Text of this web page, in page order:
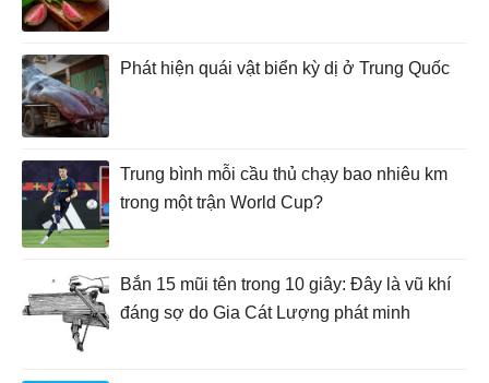
Phát hiện quái vật biển kỳ dị ở Trung Quốc
Trung bình mỗi cầu thủ chạy bao nhiêu km
trong một trận World Cup?
Bắn 15 mũi tên trong 10 giây: Đây là vũ khí
đáng sợ do Gia Cát Lượng phát minh